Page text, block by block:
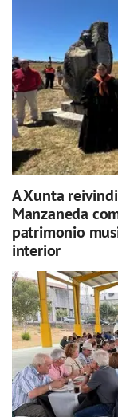
A Xunta
Manzaneda
patrimonio
interior